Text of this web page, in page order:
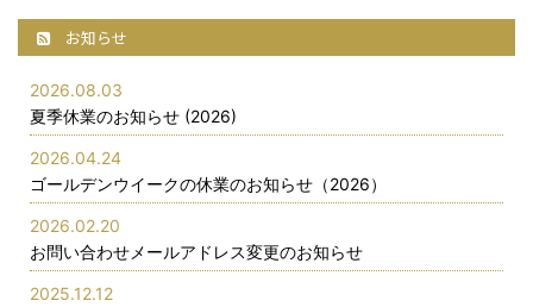
お知らせ
2026.08.03
夏季休業のお知らせ (2026)
2026.04.24
ゴールデンウイークの休業のお知らせ（2026）
2026.02.20
お問い合わせメールアドレス変更のお知らせ
2025.12.12